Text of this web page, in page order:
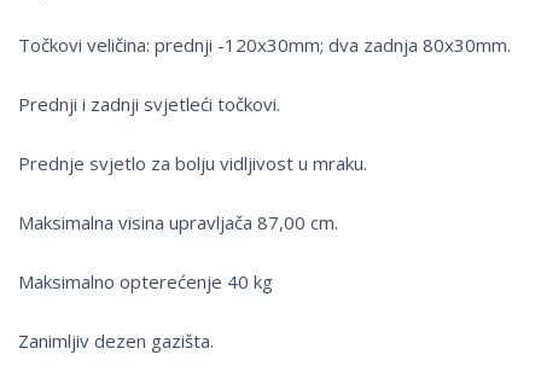
Točkovi veličina: prednji -120x30mm; dva zadnja 80x30mm.
Prednji i zadnji svjetleći točkovi.
Prednje svjetlo za bolju vidljivost u mraku.
Maksimalna visina upravljača 87,00 cm.
Maksimalno opterećenje 40 kg
Zanimljiv dezen gazišta.